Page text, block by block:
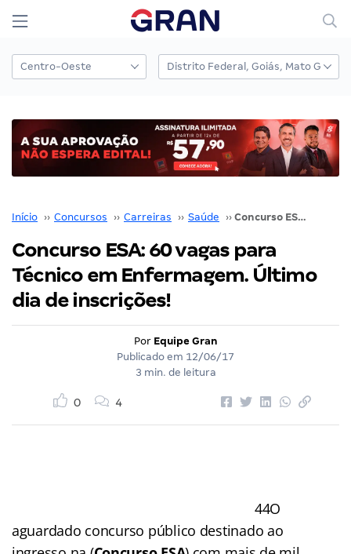
Início ›› Concursos ›› Carreiras ›› Saúde ›› Concurso ESA: 60 vagas para Técnico em Enfermagem. Último dia de inscrições!
Concurso ESA: 60 vagas para
Técnico em Enfermagem. Último
dia de inscrições!
Por Equipe Gran
Publicado em 12/06/17
3 min. de leitura
0 4
44O
aguardado concurso público destinado ao